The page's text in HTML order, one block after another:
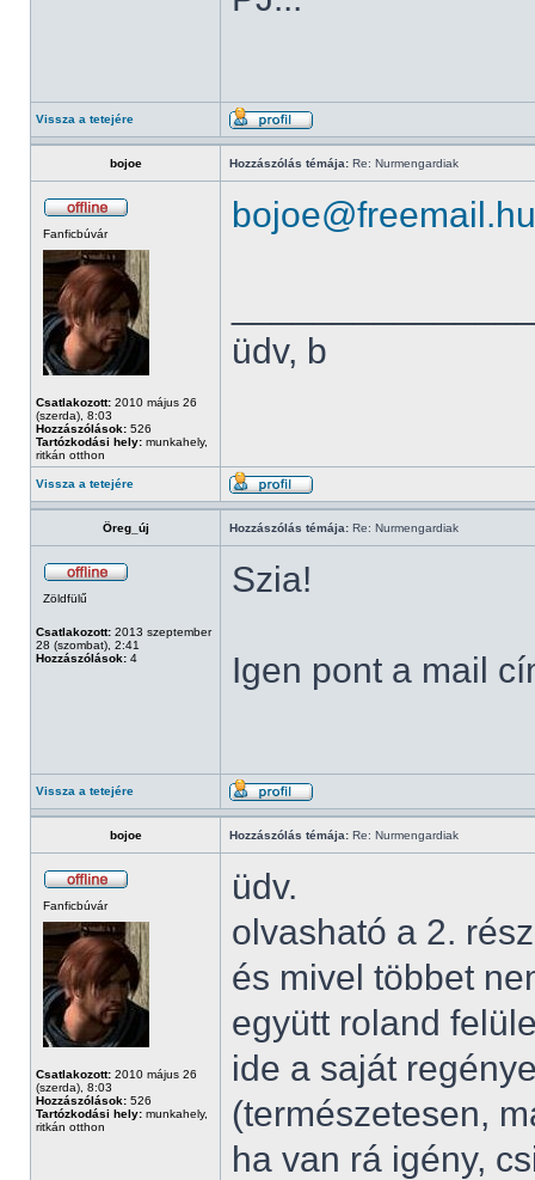
Vissza a tetejére
bojoe Hozzászólás témája: Re: Nurmengardiak
Fanficbúvár
Csatlakozott: 2010 május 26
(szerda), 8:03
Hozzászólások: 526
Tartózkodási hely: munkahely,
ritkán otthon
bojoe@freemail.hu
üdv, b
Vissza a tetejére
Öreg_új Hozzászólás témája: Re: Nurmengardiak
Zöldfülű
Csatlakozott: 2013 szeptember
28 (szombat), 2:41
Hozzászólások: 4
Szia!
Igen pont a mail
Vissza a tetejére
bojoe Hozzászólás témája: Re: Nurmengardiak
Fanficbúvár
Csatlakozott: 2010 május 26
(szerda), 8:03
Hozzászólások: 526
Tartózkodási hely: munkahely,
ritkán otthon
üdv.
olvasható a 2.
és mivel többet
együtt roland
ide a saját
(természetesen,
ha van rá igény,